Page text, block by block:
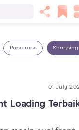
Rupa-rupa Shopping
01 July
Loading